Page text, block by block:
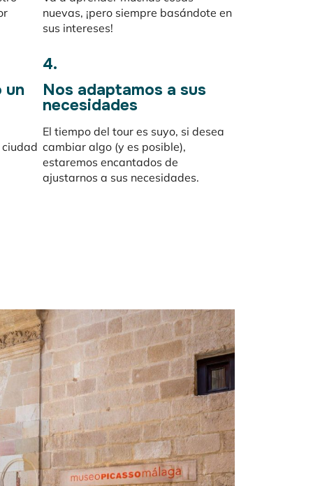
nuevas, ¡pero siempre basándote en
sus intereses!
un
4.
Nos adaptamos a sus
necesidades
El tiempo del tour es suyo, si desea
cambiar algo (y es posible),
estaremos encantados de
ajustarnos a sus necesidades.